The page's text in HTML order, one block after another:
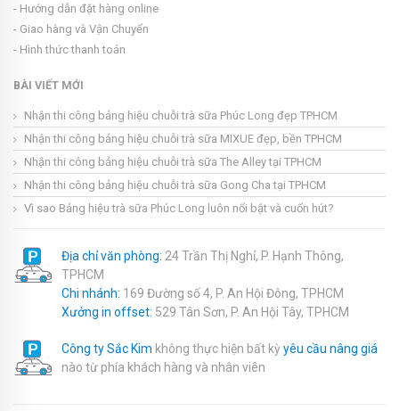
- Hướng dẫn đặt hàng online
- Giao hàng và Vận Chuyển
- Hình thức thanh toán
BÀI VIẾT MỚI
Nhận thi công bảng hiệu chuỗi trà sữa Phúc Long đẹp TPHCM
Nhận thi công bảng hiệu chuỗi trà sữa MIXUE đẹp, bền TPHCM
Nhận thi công bảng hiệu chuỗi trà sữa The Alley tại TPHCM
Nhận thi công bảng hiệu chuỗi trà sữa Gong Cha tại TPHCM
Vì sao Bảng hiệu trà sữa Phúc Long luôn nổi bật và cuốn hút?
Địa chỉ văn phòng: 24 Trần Thị Nghỉ, P. Hạnh Thông,
TPHCM
Chi nhánh: 169 Đường số 4, P. An Hội Đông, TPHCM
Xưởng in offset: 529 Tân Sơn, P. An Hội Tây, TPHCM
Công ty Sắc Kim không thực hiện bất kỳyêu cầu nâng giá
nào từ phía khách hàng và nhân viên